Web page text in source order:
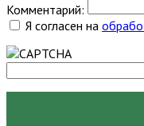
Комментарий:
Я согласен на